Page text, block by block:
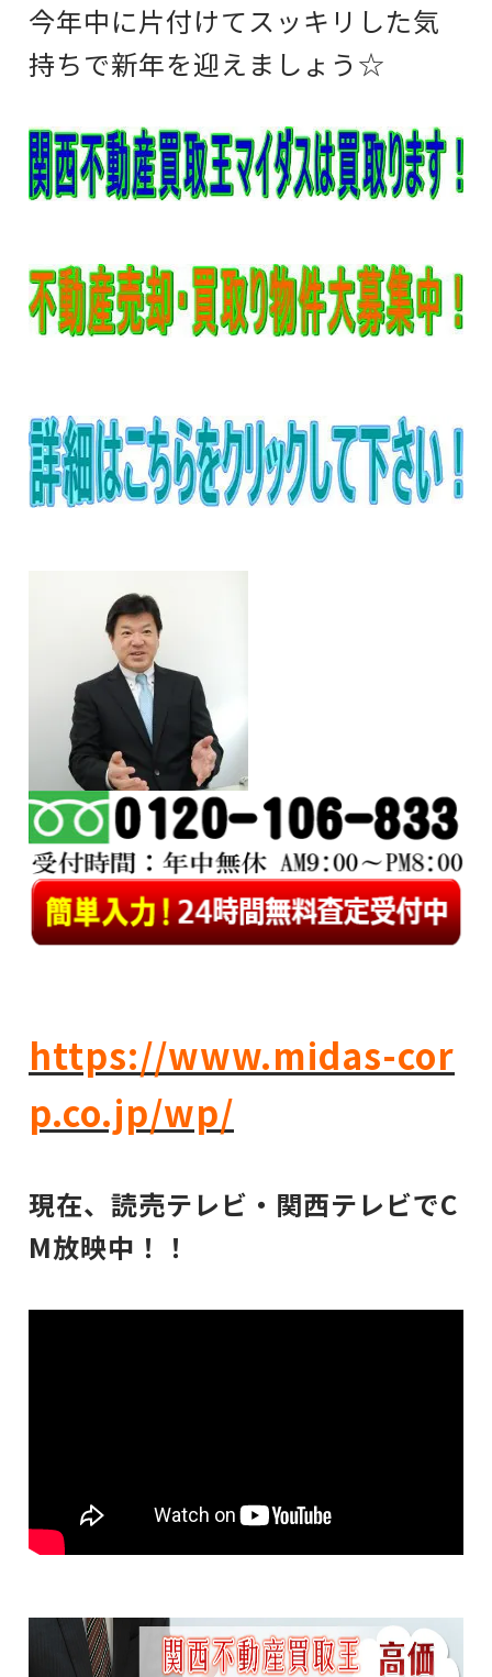
今年中に片付けてスッキリした気
持ちで新年を迎えましょう☆
https://www.midas-cor
p.co.jp/wp/
現在、読売テレビ・関西テレビでC
M放映中！！